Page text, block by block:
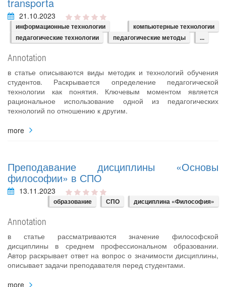
21.10.2023
информационные технологии
компьютерные технологии
педагогические технологии
педагогические методы ...
Annotation
в статье описываются виды методик и технологий обучения
студентов. Раскрывается определение педагогической
технологии как понятия. Ключевым моментом является
рациональное использование одной из педагогических
технологий по отношению к другим.
more
Преподавание дисциплины «Основы
философии» в СПО
13.11.2023
образование СПО дисциплина «Философия»
Annotation
в статье рассматриваются значение философской
дисциплины в среднем профессиональном образовании.
Автор раскрывает ответ на вопрос о значимости дисциплины,
описывает задачи преподавателя перед студентами.
more